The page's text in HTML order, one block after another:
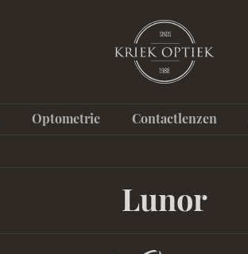
Optometrie Contactlenzen
Lunor